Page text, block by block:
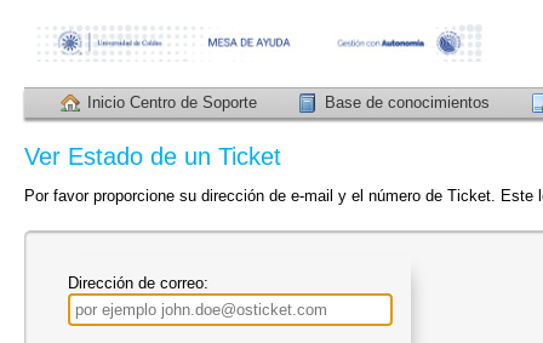
Inicio Centro de Soporte Base de conocimientos
Ver Estado de un Ticket
Por favor proporcione su dirección de e-mail y el número de Ticket. Este
Dirección de correo: